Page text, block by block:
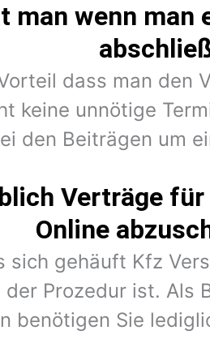
man wenn
dass man den
keine unnötige
den Beiträgen um
Verträge
Online
sich gehäuft Kfz
Prozedur ist. Als
benötigen Sie